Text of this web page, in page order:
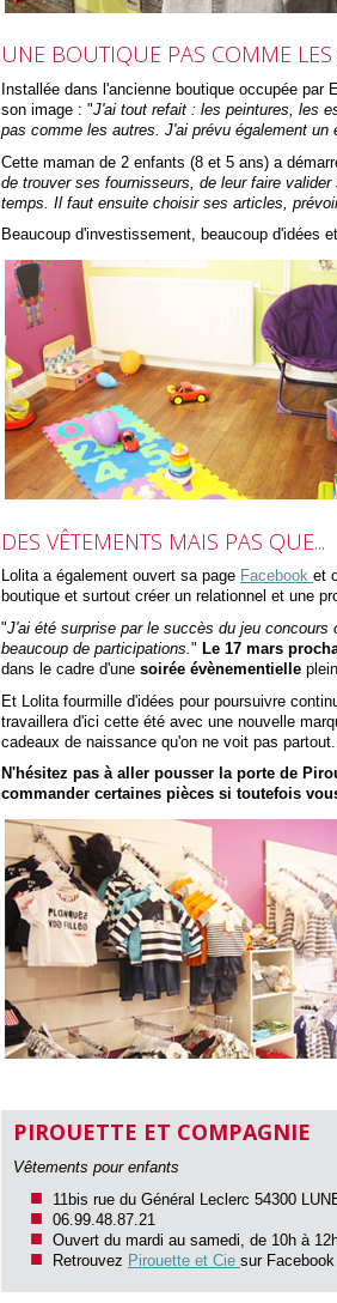
UNE BOUTIQUE PAS COMME LES
Installée dans l'ancienne boutique occupée par
son image : "J'ai tout refait : les peintures, les
pas comme les autres. J'ai prévu également
Cette maman de 2 enfants (8 et 5 ans) a
de trouver ses fournisseurs, de leur faire
temps. Il faut ensuite choisir ses articles,
Beaucoup d'investissement, beaucoup d'idées
DES VÊTEMENTS MAIS PAS QUE...
Lolita a également ouvert sa page Facebook et
boutique et surtout créer un relationnel et une
"J'ai été surprise par le succès du jeu
beaucoup de participations. " Le 17 mars
dans le cadre d'une soirée évènementielle
Et Lolita fourmille d'idées pour poursuivre
travaillera d'ici cette été avec une nouvelle
cadeaux de naissance qu'on ne voit pas partout...
N'hésitez pas à aller pousser la porte de
commander certaines pièces si toutefois
PIROUETTE ET COMPAGNIE
Vêtements pour enfants
11bis rue du Général Leclerc 54300
06.99.48.87.21
Ouvert du mardi au samedi, de 10h à
Retrouvez Pirouette et Cie sur Facebook